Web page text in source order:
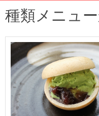
種類メニュ